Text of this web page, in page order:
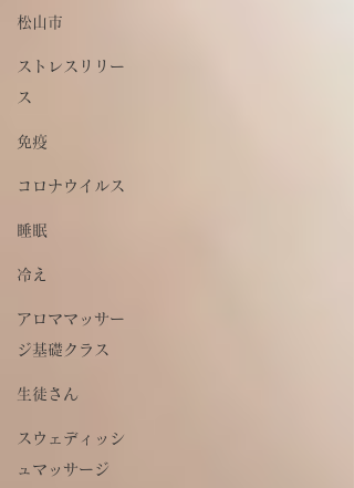
松山市
ストレスリリー
ス
免疫
コロナウイルス
睡眠
冷え
アロママッサー
ジ基礎クラス
生徒さん
スウェディッシ
ュマッサージ